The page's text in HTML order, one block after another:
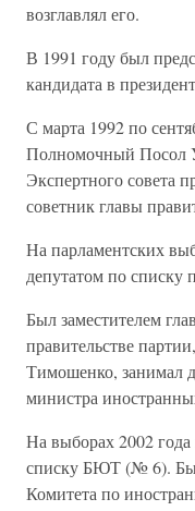
возглавлял его.
В 1991 году был
кандидата в
С марта 1992 по
Полномочный Посол
Экспертного совета
советник главы
На парламентских
депутатом по
Был заместителем
правительстве
Тимошенко, занимал
министра
На выборах 2002
списку БЮТ (№ 6).
Комитета по